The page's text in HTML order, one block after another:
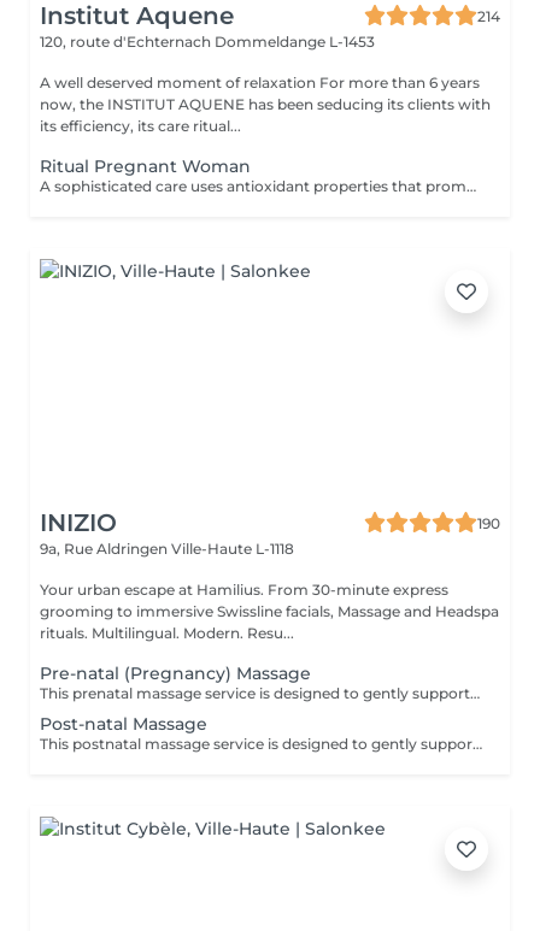
Institut Aquene
214
120, route d'Echternach Dommeldange L-1453
A well deserved moment of relaxation For more than 6 years
now, the INSTITUT AQUENE has been seducing its clients with
its efficiency, its care ritual...
Ritual Pregnant Woman
A sophisticated care uses antioxidant properties that promote lymphatic draining, reinforcing the circulation and providing a sensation of pleasure and wellbeing. A moment of total relaxation between mother and baby, leaving your skin incredibly soft and comfortable. scrub + body wrap anti stretchmark + specific massage
INIZIO
190
9a, Rue Aldringen Ville-Haute L-1118
Your urban escape at Hamilius. From 30-minute express
grooming to immersive Swissline facials, Massage and Headspa
rituals. Multilingual. Modern. Resu...
Pre-natal (Pregnancy) Massage
This prenatal massage service is designed to gently support you through pregnancy with safe, specialized techniques that relieve back, hip, and leg tension while calming your nervous system. Each session focuses on improving circulation, easing swelling, and creating deep relaxation so you can sleep better and feel more comfortable as your body changes. Using adapted positions and cushions, the massage keeps both you and your baby well supported, offering a soothing break from everyday stress and pregnancy-related discomfort. Key benefits: Reduces stress, anxiety and muscle tennsion Helps relieve common pregnancy aches like back pain, hip discomfort,leg cramps Improves circulation and lymphatic drainage Supports better sleep
Post-natal Massage
This postnatal massage service is designed to gently support your body in the weeks and months after childbirth, using soft, adapted techniques that help you recover physically and mentally. It helps release tension in the back, shoulders, hips, pelvic floor and breasts, while calming the nervous system to reduce stress, fatigue, and emotional sensitivity linked to new parenthood. The massage also aims to improve circulation and lymphatic drainage, support tissue healing (including after a cesarean), and promote deeper, more restful sleep, while giving you a soothing, restorative break to reconnect with yourself. Key benefits: Supports physical recovery by easing tension in the back, hips, pelvic floor, and breasts after childbirth. Helps reduce stress, fatigue, and emotional sensitivity linked to new parenthood. Improves circulation and lymphatic drainage, which can aid healing and reduce swelling. Promotes deeper, more restful sleep and creates a calming me time break in your busy routine as a new parent.